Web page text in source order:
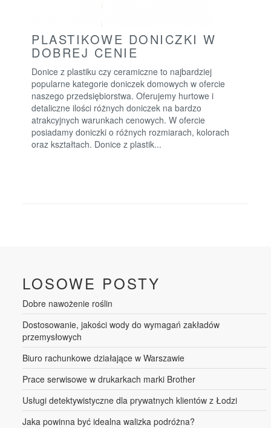
PLASTIKOWE DONICZKI W
DOBREJ CENIE
Donice z plastiku czy ceramiczne to najbardziej
popularne kategorie doniczek domowych w ofercie
naszego przedsiębiorstwa. Oferujemy hurtowe i
detaliczne ilości różnych doniczek na bardzo
atrakcyjnych warunkach cenowych. W ofercie
posiadamy doniczki o różnych rozmiarach, kolorach
oraz kształtach. Donice z plastik...
LOSOWE POSTY
Dobre nawożenie roślin
Dostosowanie, jakości wody do wymagań zakładów
przemysłowych
Biuro rachunkowe działające w Warszawie
Prace serwisowe w drukarkach marki Brother
Usługi detektywistyczne dla prywatnych klientów z Łodzi
Jaka powinna być idealna walizka podróżna?